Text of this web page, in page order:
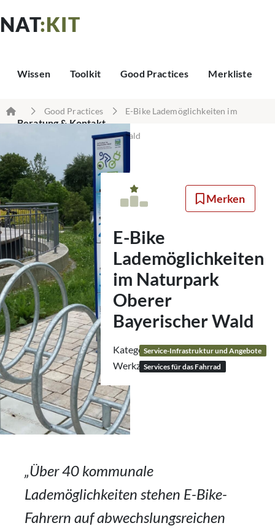
NAT:KIT
Wissen Toolkit Good Practices Merkliste
Beratung & Kontakt
Good Practices E-Bike Lademöglichkeiten im
Naturpark Oberer Bayerischer Wald
Merken
E-Bike
Lademöglichkeiten
im Naturpark
Oberer
Bayerischer Wald
Kategorie:Service-Infrastruktur und Angebote
Werkzeug:Services für das Fahrrad
„Über 40 kommunale
Lademöglichkeiten stehen E-Bike-
Fahrern auf abwechslungsreichen